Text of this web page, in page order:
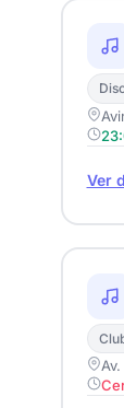
Ver